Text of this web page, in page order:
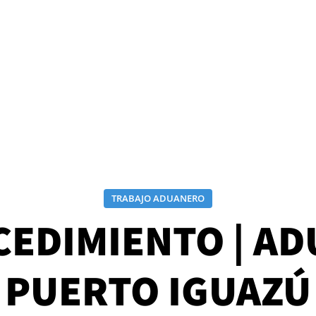
TRABAJO ADUANERO
|
PUERTO IGUAZÚ